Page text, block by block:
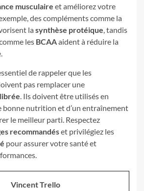
musculaire et améliorez votre
des compléments comme la
la synthèse protéique, tandis
les BCAAaident à réduire la
de rappeler que les
pas remplacer une
. Ils doivent être utilisés en
bonne nutrition et d’un entraînement
le meilleur parti. Respectez
recommandéset privilégiez les
pour assurer votre santé et
Vincent Trello